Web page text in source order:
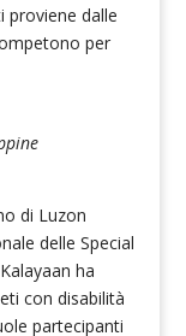
proviene dalle
per
di Luzon
delle Special
ha
con disabilità
partecipanti